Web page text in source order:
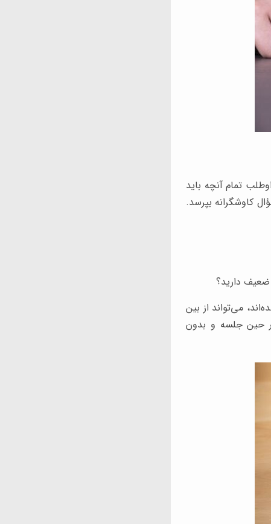
تمام آنچه باید
کاوشگرانه بپرسد.
می‌تواند از بین
حین جلسه و بدون